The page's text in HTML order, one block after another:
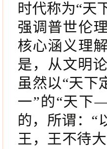
时代称为“天
强调普世伦
核心涵义理
是，从文明
虽然以“天下
一”的“天下
的，所谓：“
王，王不待